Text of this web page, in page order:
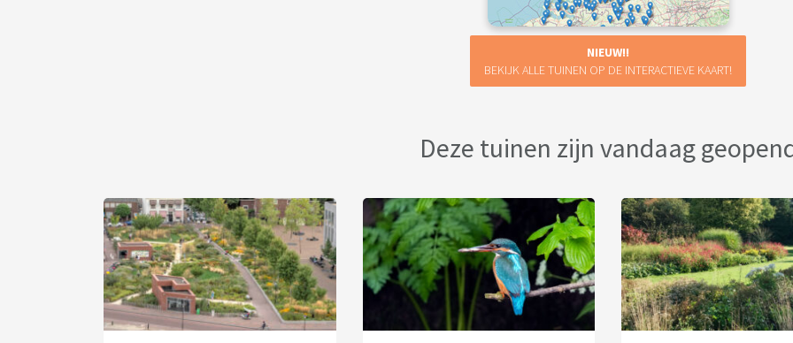
NIEUW!!
BEKIJK ALLE TUINEN OP DE INTERACTIEVE KAART!
Deze tuinen zijn vandaag